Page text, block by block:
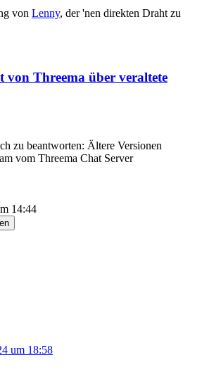
von Lenny, der 'nen direkten Draht zu
von Threema über veraltete
zu beantworten: Ältere Versionen
vom Threema Chat Server
14:44
um 18:58